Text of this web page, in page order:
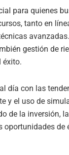
para quienes
tanto en
gestión de
éxito.
día con las
y el uso de
de la inversión,
oportunidades